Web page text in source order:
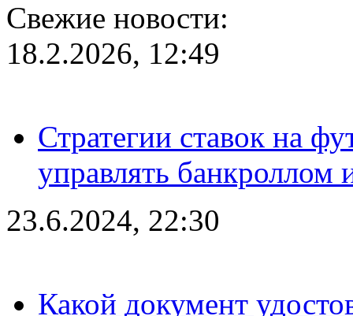
Свежие новости:
18.2.2026, 12:49
Стратегии ставок на
управлять банкроллом
23.6.2024, 22:30
Какой документ